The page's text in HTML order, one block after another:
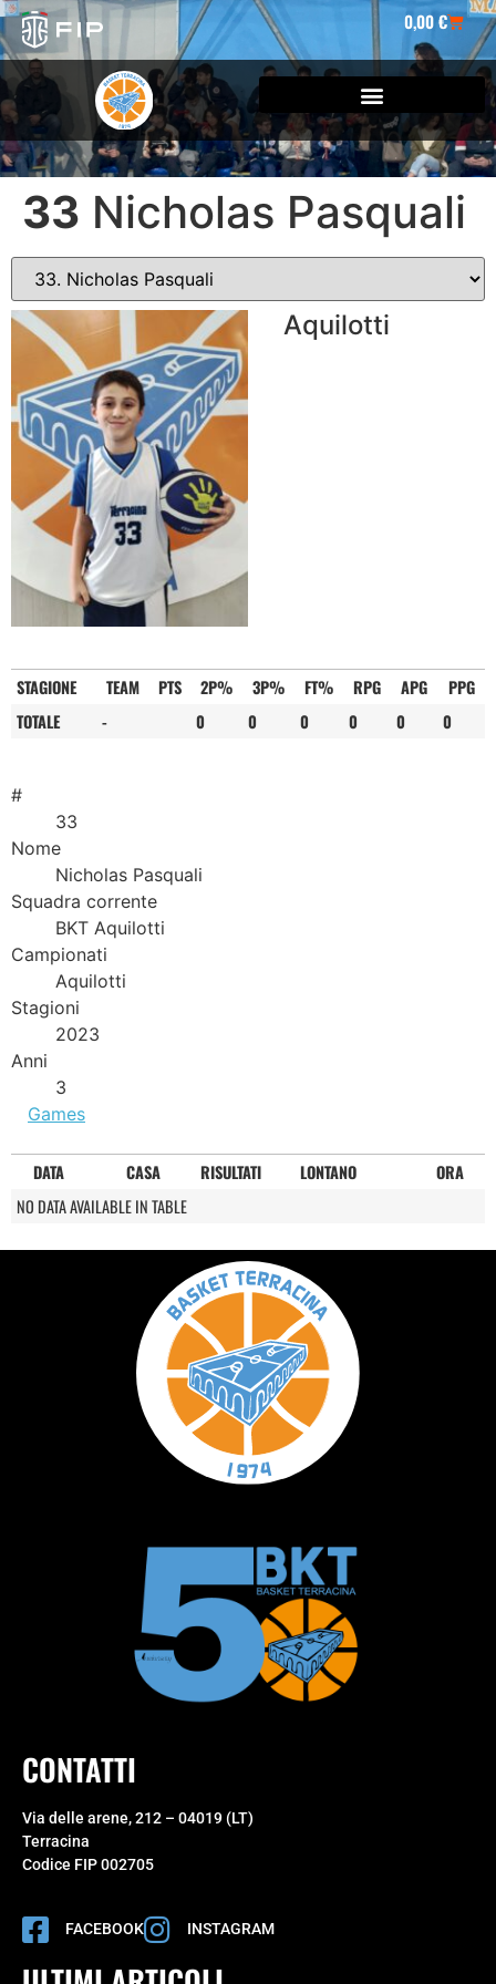
0,00€
33 Nicholas Pasquali
Aquilotti
STAGIONE TEAM PTS 2P% 3P% FT% RPG APG
PPG
TOTALE
- 0 0 0 0 0 0
#
33
Nome
Nicholas Pasquali
Squadra corrente
BKT Aquilotti
Campionati
Aquilotti
Stagioni
2023
Anni
3
Games
DATA CASA RISULTATI LONTANO
ORA
NO DATA AVAILABLE IN TABLE
CONTATTI
Via delle arene, 212 – 04019 (LT)
Terracina
Codice FIP 002705
FACEBOOK INSTAGRAM